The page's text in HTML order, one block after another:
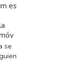
es
se